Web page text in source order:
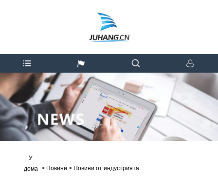
У
дома > Новини > Новини от индустрията